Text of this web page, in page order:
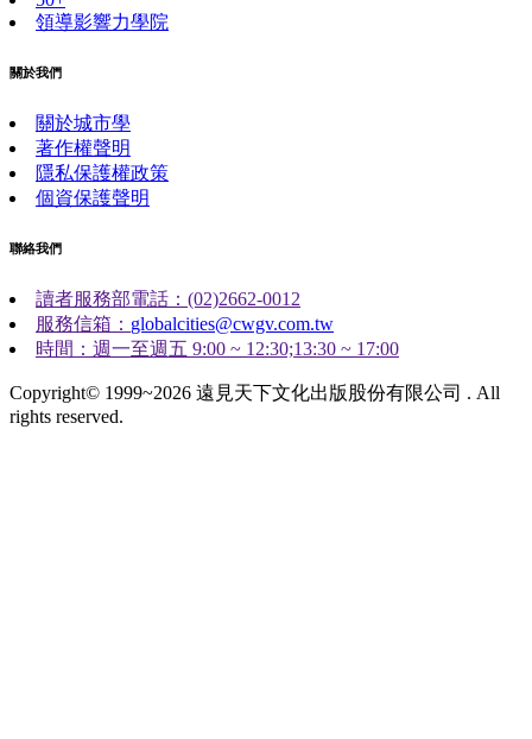
領導影響力學院
關於我們
關於城市學
著作權聲明
隱私保護權政策
個資保護聲明
聯絡我們
讀者服務部電話：(02)2662-0012
服務信箱： globalcities@cwgv.com.tw
時間：週一至週五 9:00 ~ 12:30;13:30 ~ 17:00
Copyright© 1999~2026 遠見天下文化出版股份有限公司 . All
rights reserved.